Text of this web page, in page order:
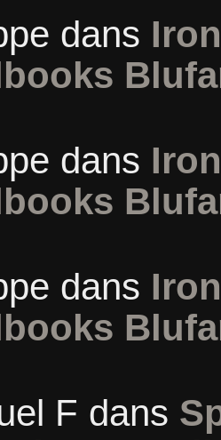
dans
dans
dans
F dans